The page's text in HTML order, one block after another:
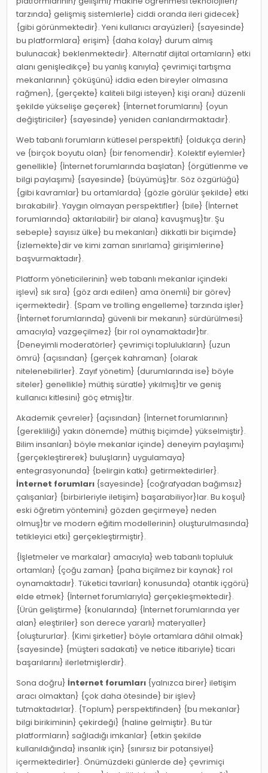
tarzında} gelişmiş sistemlerle} ciddi oranda ileri gidecek}
{gibi görünmektedir}. Yeni kullanıcı arayüzleri} {sayesinde}
bu platformlara} erişim} {daha kolay} durum almış
bulunacak} beklenmektedir}. Alternatif dijital ortamların} etki
alanı genişledikçe} bu yanlış kanıyla} çevrimiçi tartışma
mekanlarının} çöküşünü} iddia eden bireyler olmasına
rağmen}, {gerçekte} kaliteli bilgi isteyen} kişi oranı} düzenli
şekilde yükselişe geçerek} {İnternet forumlarını} {oyun
değiştiriciler} {sayesinde} yeniden canlandırmaktadır}.
Web tabanlı forumların kütlesel perspektifi} {oldukça derin}
ve {birçok boyutu olan} {bir fenomendir}. Kolektif eylemler}
genellikle} {İnternet forumlarında başlatan} {örgütlenme ve
bilgi paylaşımı} {sayesinde} {büyümüş}tır. Söz özgürlüğü}
{gibi kavramlar} bu ortamlarda} {gözle görülür şekilde} etki
bırakabilir}. Yaygın olmayan perspektifler} {bile} {İnternet
forumlarında} aktarılabilir} bir alana} kavuşmuş}tır. Şu
sebeple} sayısız ülke} bu mekanları} dikkatli bir biçimde}
{izlemekte}dir ve kimi zaman sınırlama} girişimlerine}
başvurmaktadır}.
Platform yöneticilerinin} web tabanlı mekanlar içindeki
işlevi} sık sıra} {göz ardı edilen} ama önemli} bir görev}
içermektedir}. {Spam ve trolling engelleme} tarzında işler}
{İnternet forumlarında} güvenli bir mekanın} sürdürülmesi}
amacıyla} vazgeçilmez} {bir rol oynamaktadır}tır.
{Deneyimli moderatörler} çevrimiçi toplulukların} {uzun
ömrü} {açısından} {gerçek kahraman} {olarak
nitelenebilirler}. Zayıf yönetim} {durumlarında ise} böyle
siteler} genellikle} müthiş süratle} yıkılmış}tir ve geniş
kullanıcı kitlesini} göç etmiş}tir.
Akademik çevreler} {açısından} {İnternet forumlarının}
{gerekliliği} yakın dönemde} müthiş biçimde} yükselmiştir}.
Bilim insanları} böyle mekanlar içinde} deneyim paylaşımı}
{gerçekleştirerek} buluşların} uygulamaya}
entegrasyonunda} {belirgin katkı} getirmektedirler}.
İnternet forumları {sayesinde} {coğrafyadan bağımsız}
çalışanlar} {birbirleriyle iletişim} başarabiliyor}lar. Bu koşul}
eski öğretim yöntemini} gözden geçirmeye} neden
olmuş}tır ve modern eğitim modellerinin} oluşturulmasında}
tetikleyici etki} gerçekleştirmiştir}.
{İşletmeler ve markalar} amacıyla} web tabanlı topluluk
ortamları} {çoğu zaman} {paha biçilmez bir kaynak} rol
oynamaktadır}. Tüketici tavırları} konusunda} otantik içgörü}
elde etmek} {İnternet forumlarıyla} gerçekleşmektedir}.
{Ürün geliştirme} {konularında} {İnternet forumlarında yer
alan} eleştiriler} son derece yararlı} materyaller}
{oluştururlar}. {Kimi şirketler} böyle ortamlara dâhil olmak}
{sayesinde} {müşteri sadakati} ve netice itibariyle} ticari
başarılarını} ilerletmişlerdir}.
Sona doğru}İnternet forumları {yalnızca birer} iletişim
aracı olmaktan} {çok daha ötesinde} bir işlev}
tutmaktadırlar}. {Toplum} perspektifinden} {bu mekanlar}
bilgi birikiminin} çekirdeği} {haline gelmiştir}. Bu tür
platformların} sağladığı imkanlar} {etkin şekilde
kullanıldığında} insanlık için} {sınırsız bir potansiyel}
içermektedirler}. Önümüzdeki günlerde de} çevrimiçi